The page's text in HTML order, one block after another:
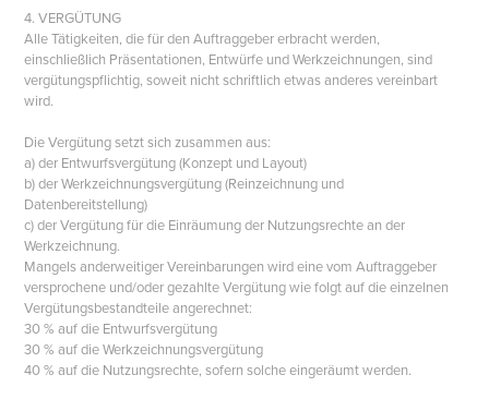
4. VERGÜTUNG
Alle Tätigkeiten, die für den Auftraggeber erbracht werden,
einschließlich Präsentationen, Entwürfe und Werkzeichnungen, sind
vergütungspflichtig, soweit nicht schriftlich etwas anderes vereinbart
wird.
Die Vergütung setzt sich zusammen aus:
a) der Entwurfsvergütung (Konzept und Layout)
b) der Werkzeichnungsvergütung (Reinzeichnung und
Datenbereitstellung)
c) der Vergütung für die Einräumung der Nutzungsrechte an der
Werkzeichnung.
Mangels anderweitiger Vereinbarungen wird eine vom Auftraggeber
versprochene und/oder gezahlte Vergütung wie folgt auf die einzelnen
Vergütungsbestandteile angerechnet:
30 % auf die Entwurfsvergütung
30 % auf die Werkzeichnungsvergütung
40 % auf die Nutzungsrechte, sofern solche eingeräumt werden.